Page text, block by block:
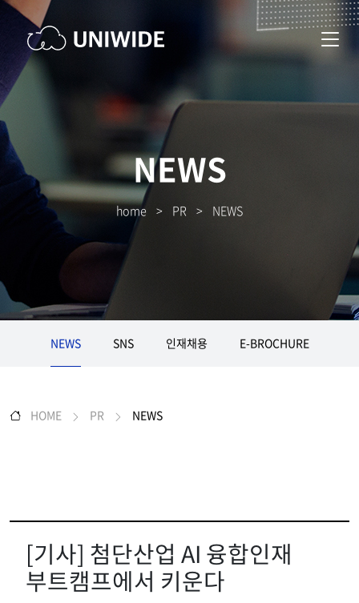
NEWS
home > PR > NEWS
NEWS SNS 인재채용 E-BROCHURE
HOME PR NEWS
[기사] 첨단산업 AI 융합인재
부트캠프에서 키운다